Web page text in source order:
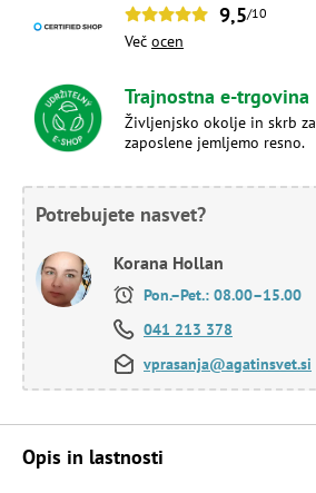
9,5/10
Več ocen
Trajnostna e-trgovina
Življenjsko okolje in skrb za
zaposlene jemljemo resno.
Potrebujete nasvet?
Korana Hollan
Pon.–Pet.: 08.00–15.00
041 213 378
vprasanja@agatinsvet.si
Opis in lastnosti